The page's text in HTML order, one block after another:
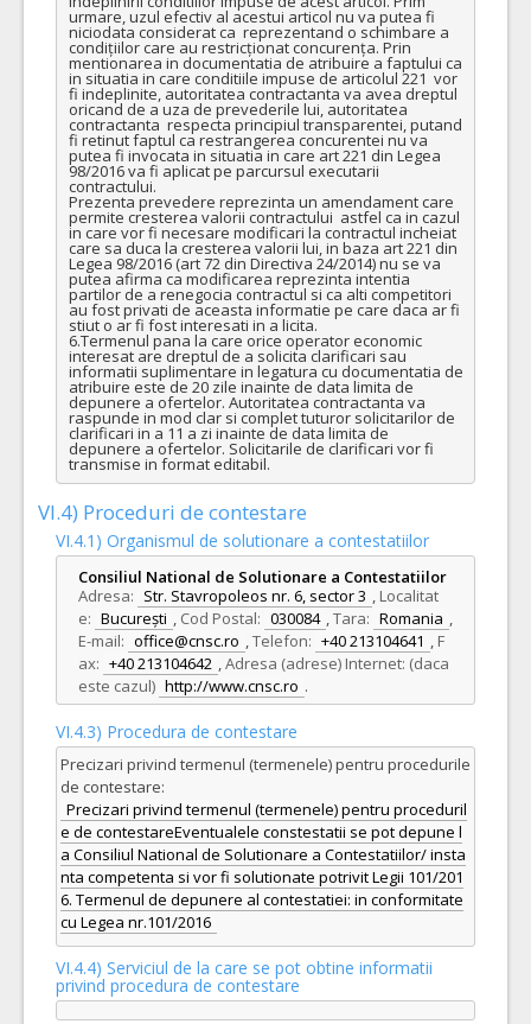
urmare, uzul efectiv al acestui articol nu va putea fi
niciodata considerat ca  reprezentand o schimbare a
condițiilor care au restricționat concurența. Prin
mentionarea in documentatia de atribuire a faptului ca
in situatia in care conditiile impuse de articolul 221  vor
fi indeplinite, autoritatea contractanta va avea dreptul
oricand de a uza de prevederile lui, autoritatea
contractanta  respecta principiul transparentei, putand
fi retinut faptul ca restrangerea concurentei nu va
putea fi invocata in situatia in care art 221 din Legea
98/2016 va fi aplicat pe parcursul executarii
contractului.
Prezenta prevedere reprezinta un amendament care
permite cresterea valorii contractului  astfel ca in cazul
in care vor fi necesare modificari la contractul incheiat
care sa duca la cresterea valorii lui, in baza art 221 din
Legea 98/2016 (art 72 din Directiva 24/2014) nu se va
putea afirma ca modificarea reprezinta intentia
partilor de a renegocia contractul si ca alti competitori
au fost privati de aceasta informatie pe care daca ar fi
stiut o ar fi fost interesati in a licita.
6.Termenul pana la care orice operator economic
interesat are dreptul de a solicita clarificari sau
informatii suplimentare in legatura cu documentatia de
atribuire este de 20 zile inainte de data limita de
depunere a ofertelor. Autoritatea contractanta va
raspunde in mod clar si complet tuturor solicitarilor de
clarificari in a 11 a zi inainte de data limita de
depunere a ofertelor. Solicitarile de clarificari vor fi
transmise in format editabil.
VI.4) Proceduri de contestare
VI.4.1) Organismul de solutionare a contestatiilor
Consiliul National de Solutionare a Contestatiilor
Adresa: Str. Stavropoleos nr. 6, sector 3 , Localitat
e: București , Cod Postal: 030084 ,Tara: Romania ,
E-mail: office@cnsc.ro ,Telefon: +40 213104641 , F
ax: +40 213104642 ,Adresa (adrese) Internet: (daca
este cazul) http://www.cnsc.ro .
VI.4.3) Procedura de contestare
Precizari privind termenul (termenele) pentru procedurile
de contestare:
Precizari privind termenul (termenele) pentru proceduril
e de contestareEventualele constestatii se pot depune l
a Consiliul National de Solutionare a Contestatiilor/ insta
nta competenta si vor fi solutionate potrivit Legii 101/201
6. Termenul de depunere al contestatiei: in conformitate
cu Legea nr.101/2016
VI.4.4) Serviciul de la care se pot obtine informatii
privind procedura de contestare